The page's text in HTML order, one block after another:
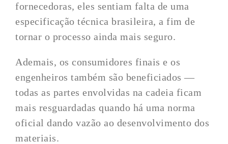
fornecedoras, eles sentiam falta de uma
especificação técnica brasileira, a fim de
tornar o processo ainda mais seguro.
Ademais, os consumidores finais e os
engenheiros também são beneficiados —
todas as partes envolvidas na cadeia ficam
mais resguardadas quando há uma norma
oficial dando vazão ao desenvolvimento dos
materiais.